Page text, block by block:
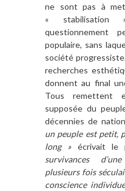
ne sont pas à
« stabilisation
questionnement
populaire, sans
société
recherches
donnent au final
Tous remettent
supposée du
décennies de
un peuple est petit,
long »écrivait le
survivances
plusieurs fois
conscience